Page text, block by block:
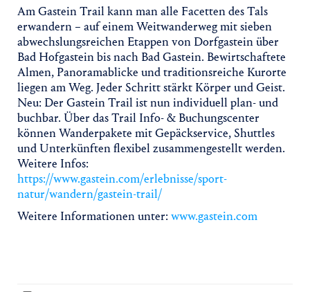
Am Gastein Trail kann man alle Facetten des Tals
erwandern – auf einem Weitwanderweg mit sieben
abwechslungsreichen Etappen von Dorfgastein über
Bad Hofgastein bis nach Bad Gastein. Bewirtschaftete
Almen, Panoramablicke und traditionsreiche Kurorte
liegen am Weg. Jeder Schritt stärkt Körper und Geist.
Neu: Der Gastein Trail ist nun individuell plan- und
buchbar. Über das Trail Info- & Buchungscenter
können Wanderpakete mit Gepäckservice, Shuttles
und Unterkünften flexibel zusammengestellt werden.
Weitere Infos:
https://www.gastein.com/erlebnisse/sport-
natur/wandern/gastein-trail/
Weitere Informationen unter: www.gastein.com